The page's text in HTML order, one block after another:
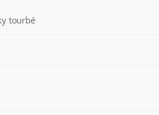
tourbé